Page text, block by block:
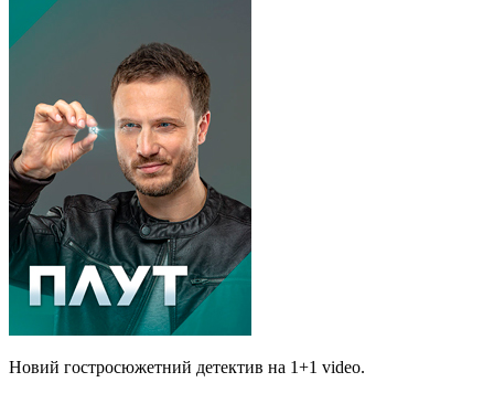
Новий гостросюжетний детектив на 1+1 video.